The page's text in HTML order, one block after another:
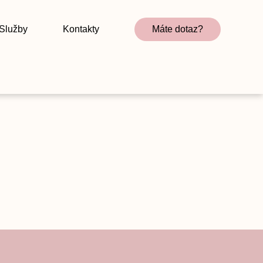
Služby Kontakty Máte dotaz?